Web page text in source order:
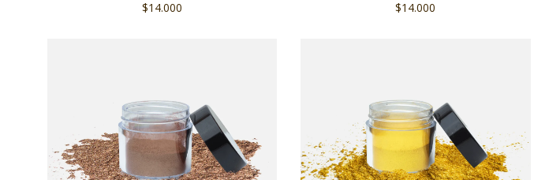
$14.000 $14.000